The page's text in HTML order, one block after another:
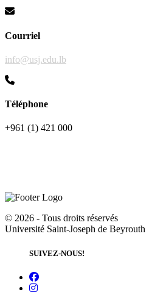
Courriel
info@usj.edu.lb
Téléphone
+961 (1) 421 000
© 2026 - Tous droits réservés
Université Saint-Joseph de Beyrouth
SUIVEZ-NOUS!